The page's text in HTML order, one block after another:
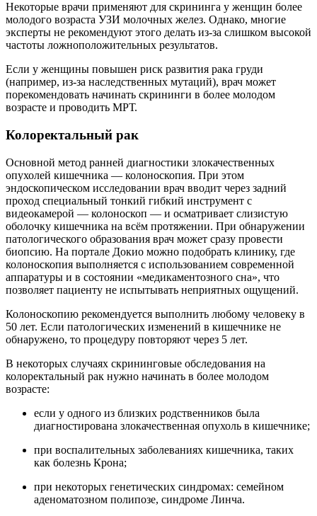
Некоторые врачи применяют для скрининга у женщин более
молодого возраста УЗИ молочных желез. Однако, многие
эксперты не рекомендуют этого делать из-за слишком высокой
частоты ложноположительных результатов.
Если у женщины повышен риск развития рака груди
(например, из-за наследственных мутаций), врач может
порекомендовать начинать скрининги в более молодом
возрасте и проводить МРТ.
Колоректальный рак
Основной метод ранней диагностики злокачественных
опухолей кишечника — колоноскопия. При этом
эндоскопическом исследовании врач вводит через задний
проход специальный тонкий гибкий инструмент с
видеокамерой — колоноскоп — и осматривает слизистую
оболочку кишечника на всём протяжении. При обнаружении
патологического образования врач может сразу провести
биопсию. На портале Докио можно подобрать клинику, где
колоноскопия выполняется с использованием современной
аппаратуры и в состоянии «медикаментозного сна», что
позволяет пациенту не испытывать неприятных ощущений.
Колоноскопию рекомендуется выполнить любому человеку в
50 лет. Если патологических изменений в кишечнике не
обнаружено, то процедуру повторяют через 5 лет.
В некоторых случаях скрининговые обследования на
колоректальный рак нужно начинать в более молодом
возрасте:
если у одного из близких родственников была
диагностирована злокачественная опухоль в кишечнике;
при воспалительных заболеваниях кишечника, таких
как болезнь Крона;
при некоторых генетических синдромах: семейном
аденоматозном полипозе, синдроме Линча.